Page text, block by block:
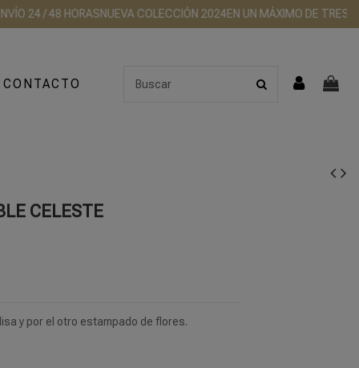
/ 48 HORASNUEVA COLECCIÓN 2024EN UN MÁXIMO DE TRES DÍAS
CONTACTO
CELESTE
y por el otro estampado de flores.